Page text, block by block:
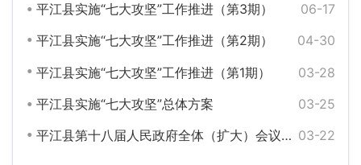
06-17
平江县实施“七大攻坚”工作推进（第3期）
04-30
平江县实施“七大攻坚”工作推进（第2期）
03-28
平江县实施“七大攻坚”工作推进（第1期）
03-25
平江县实施“七大攻坚”总体方案
03-22
平江县第十八届人民政府全体（扩大）会议召开